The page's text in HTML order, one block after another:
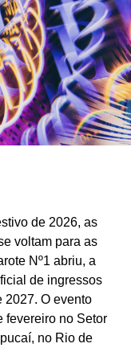
Ltda
e Xtreme)**
Teixeira
Barral
de 2026, as
voltam para as
Nº1 abriu, a
de ingressos
2027. O evento
fevereiro no Setor
no Rio de